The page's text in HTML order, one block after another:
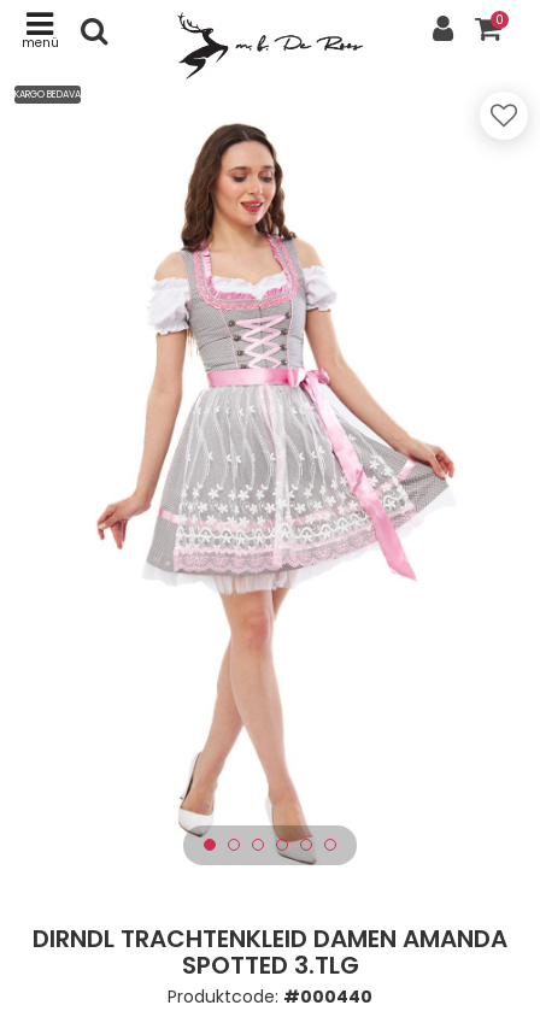
menü
0
KARGO BEDAVA
DIRNDL TRACHTENKLEID DAMEN AMANDA
SPOTTED 3.TLG
Produktcode: #000440